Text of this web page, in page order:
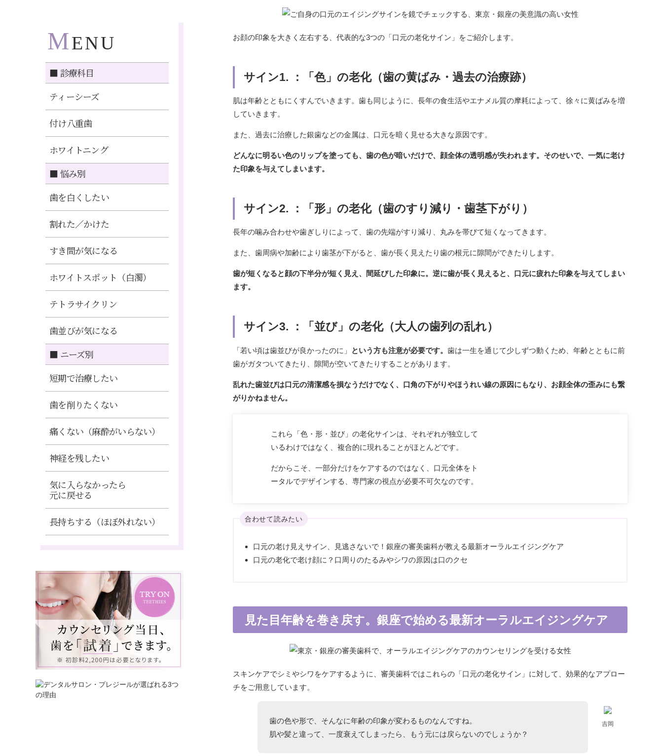
MENU
■ 診療科目
ティーシーズ
付け八重歯
ホワイトニング
■ 悩み別
歯を白くしたい
割れた／かけた
すき間が気になる
ホワイトスポット（白濁）
テトラサイクリン
歯並びが気になる
■ ニーズ別
短期で治療したい
歯を削りたくない
痛くない（麻酔がいらない）
神経を残したい
気に入らなかったら
元に戻せる
長持ちする（ほぼ外れない）
お顔の印象を大きく左右する、代表的な3つの「口元の老化サイン」をご紹介します。
サイン1. ：「色」の老化（歯の黄ばみ・過去の治療跡）
肌は年齢とともにくすんでいきます。歯も同じように、長年の食生活やエナメル質の摩耗によって、徐々に黄ばみを増
していきます。
また、過去に治療した銀歯などの金属は、口元を暗く見せる大きな原因です。
どんなに明るい色のリップを塗っても、歯の色が暗いだけで、顔全体の透明感が失われます。そのせいで、一気に老け
た印象を与えてしまいます。
サイン2. ：「形」の老化（歯のすり減り・歯茎下がり）
長年の噛み合わせや歯ぎしりによって、歯の先端がすり減り、丸みを帯びて短くなってきます。
また、歯周病や加齢により歯茎が下がると、歯が長く見えたり歯の根元に隙間ができたりします。
歯が短くなると顔の下半分が短く見え、間延びした印象に。逆に歯が長く見えると、口元に疲れた印象を与えてしまい
ます。
サイン3. ：「並び」の老化（大人の歯列の乱れ）
「若い頃は歯並びが良かったのに」 という方も注意が必要です。 歯は一生を通じて少しずつ動くため、年齢とともに前
歯がガタついてきたり、隙間が空いてきたりすることがあります。
乱れた歯並びは口元の清潔感を損なうだけでなく、口角の下がりやほうれい線の原因にもなり、お顔全体の歪みにも繋
がりかねません。
これら「色・形・並び」の老化サインは、それぞれが独立して
いるわけではなく、複合的に現れることがほとんどです。
だからこそ、一部分だけをケアするのではなく、口元全体をト
ータルでデザインする、専門家の視点が必要不可欠なのです。
合わせて読みたい
口元の老け見えサイン、見逃さないで！銀座の審美歯科が教える最新オーラルエイジングケア
口元の老化で老け顔に？口周りのたるみやシワの原因は口のクセ
見た目年齢を巻き戻す。銀座で始める最新オーラルエイジングケア
スキンケアでシミやシワをケアするように、審美歯科ではこれらの「口元の老化サイン」に対して、効果的なアプロー
チをご用意しています。
吉岡
歯の色や形で、そんなに年齢の印象が変わるものなんですね。
肌や髪と違って、一度衰えてしまったら、もう元には戻らないのでしょうか？